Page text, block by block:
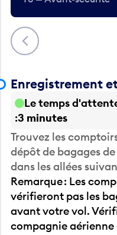
Précédent
Le temps
3 minutes
Trouvez les
dépôt de bagages
dans les allées
Remarque : Les
vérifieront pas les
avant votre vol.
compagnie aérienne
accepter les